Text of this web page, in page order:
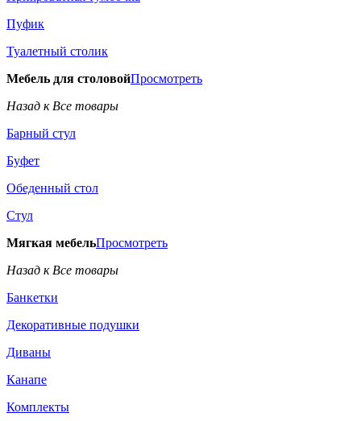
Пуфик
Туалетный столик
Мебель для столовойПросмотреть
Назад к Все товары
Барный стул
Буфет
Обеденный стол
Стул
Мягкая мебельПросмотреть
Назад к Все товары
Банкетки
Декоративные подушки
Диваны
Канапе
Комплекты